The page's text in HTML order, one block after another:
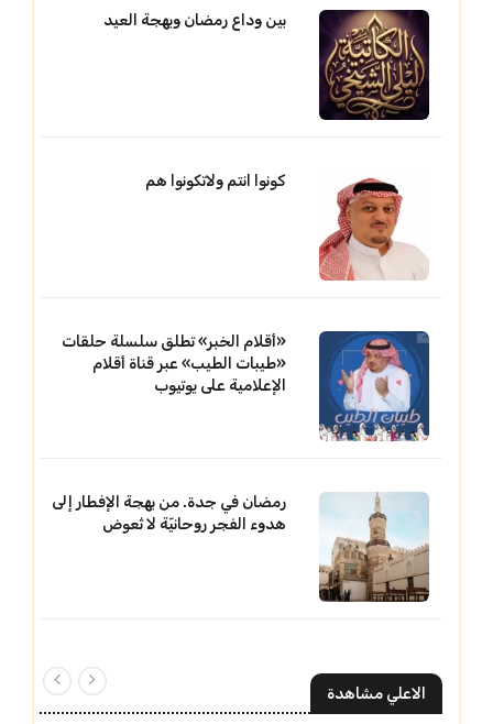
بين وداع رمضان وبهجة العيد
كونوا انتم ولاتكونوا هم
«أقلام الخبر» تطلق سلسلة حلقات
«طيبات الطيب» عبر قناة أقلام
الإعلامية على يوتيوب
رمضان في جدة. من بهجة الإفطار إلى
هدوء الفجر روحانيّة لا تُعوض
الاعلي مشاهدة